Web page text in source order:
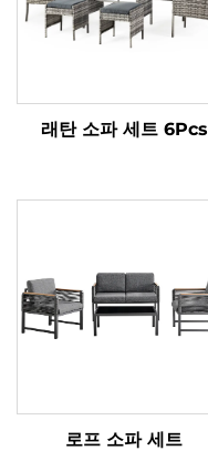
래탄 소파 세트 6Pcs
로프 소파 세트